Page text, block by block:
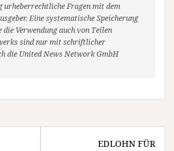
urheberrechtliche Fragen mit dem
Eine systematische Speicherung
die Verwendung auch von Teilen
sind nur mit schriftlicher
die United News Network GmbH
EDLOHN FÜR